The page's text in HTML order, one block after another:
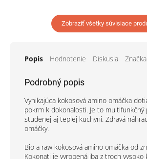
Zobraziť všetky súvisiace
Popis Hodnotenie Diskusia Značka
Podrobný popis
Vynikajúca kokosová amino omáčka
pokrm k dokonalosti. Je to multifunkčný
studenej aj teplej kuchyni. Zdravá
omáčky.
Bio a raw kokosová amino omáčka od
Kokonati je vyrobená iba z troch vysoko